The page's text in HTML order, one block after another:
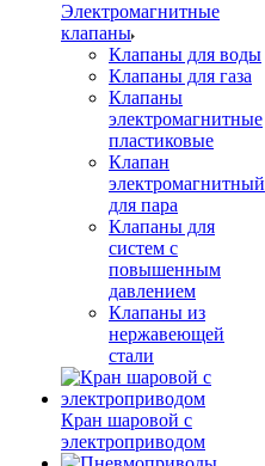
Электромагнитные
клапаны
Клапаны для воды
Клапаны для газа
Клапаны
электромагнитные
пластиковые
Клапан
электромагнитный
для пара
Клапаны для
систем с
повышенным
давлением
Клапаны из
нержавеющей
стали
Кран шаровой с
электроприводом